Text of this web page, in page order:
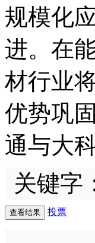
规模化
进。在
材行业
优势巩
通与大
关键字
投票